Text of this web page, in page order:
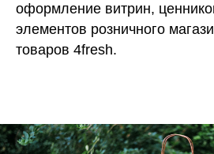
оформление витрин,
элементов розничного
товаров 4fresh.